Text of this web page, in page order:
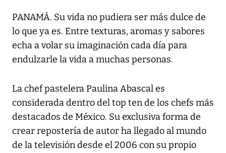
PANAMÁ. Su vida no pudiera ser más dulce de
lo que ya es. Entre texturas, aromas y sabores
echa a volar su imaginación cada día para
endulzarle la vida a muchas personas.
La chef pastelera Paulina Abascal es
considerada dentro del top ten de los chefs más
destacados de México. Su exclusiva forma de
crear repostería de autor ha llegado al mundo
de la televisión desde el 2006 con su propio